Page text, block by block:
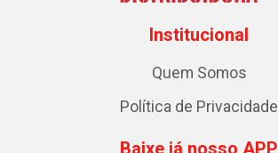
Institucional
Quem Somos
Política de Privacidade
Baixe já nosso APP